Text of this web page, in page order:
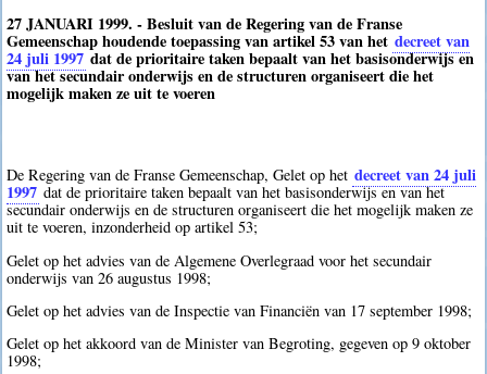
27 JANUARI 1999. - Besluit van de Regering van de Franse
Gemeenschap houdende toepassing van artikel 53 van het decreet van
24 juli 1997 dat de prioritaire taken bepaalt van het basisonderwijs en
van het secundair onderwijs en de structuren organiseert die het
mogelijk maken ze uit te voeren
De Regering van de Franse Gemeenschap, Gelet op het decreet van 24 juli
1997 dat de prioritaire taken bepaalt van het basisonderwijs en van het
secundair onderwijs en de structuren organiseert die het mogelijk maken ze
uit te voeren, inzonderheid op artikel 53;
Gelet op het advies van de Algemene Overlegraad voor het secundair
onderwijs van 26 augustus 1998;
Gelet op het advies van de Inspectie van Financiën van 17 september 1998;
Gelet op het akkoord van de Minister van Begroting, gegeven op 9 oktober
1998;